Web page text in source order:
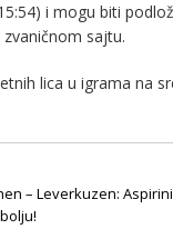
i mogu biti
sajtu.
lica u igrama na
– Leverkuzen: